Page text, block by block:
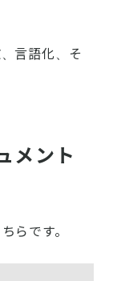
言語化、そ
メント
らです。